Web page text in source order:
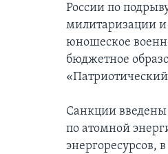
России по
милитаризации и
юношеское
бюджетное
Санкции
по атомной
энергоресурсов,